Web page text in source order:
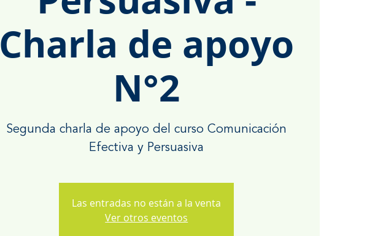
Charla de apoyo
N°2
Segunda charla de apoyo del curso Comunicación
Efectiva y Persuasiva
Las entradas no están a la venta
Ver otros eventos